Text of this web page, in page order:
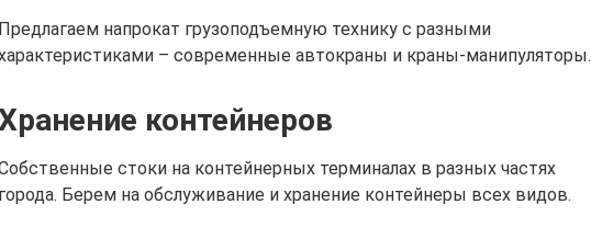
Предлагаем напрокат грузоподъемную технику с разными
– современные автокраны и краны-манипуляторы.
контейнеров
стоки на контейнерных терминалах в разных частях
города. Берем на обслуживание и хранение контейнеры всех видов.